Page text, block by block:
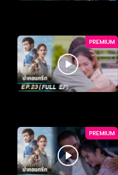
PREMIUM
PREMIUM